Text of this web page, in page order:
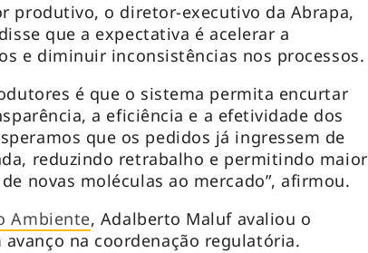
produtivo, o diretor-executivo da Abrapa,
que a expectativa é acelerar a
e diminuir inconsistências nos processos.
é que o sistema permita encurtar
a eficiência e a efetividade dos
que os pedidos já ingressem de
reduzindo retrabalho e permitindo maior
novas moléculas ao mercado”, afirmou.
Ambiente, Adalberto Maluf avaliou o
na coordenação regulatória.